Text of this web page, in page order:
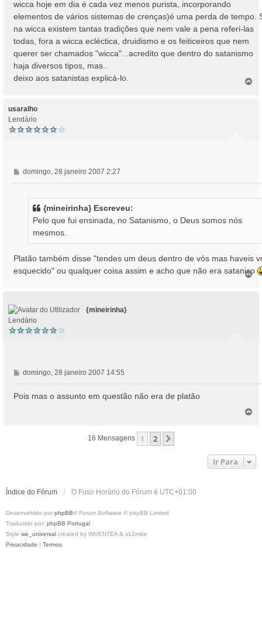
wicca hoje em dia é cada vez menos purista, incorporando
elementos de vários sistemas de crenças)é uma perda de tempo.
na wicca existem tantas tradições que nem vale a pena referi-las
todas, fora a wicca ecléctica, druidismo e os feiticeiros que nem
querer ser chamados "wicca"...acredito que dentro do satanismo
haja diversos tipos, mas..
deixo aos satanistas explicá-lo.
usaralho
Lendário
M
e
domingo, 28 janeiro 2007 2:27
{mineirinha} Escreveu:
Pelo que fui ensinada, no Satanismo, o Deus somos nós
mesmos.
Platão também disse "tendes um deus dentro de vós mas haveis
esquecido" ou qualquer coisa assim e acho que não era satanicoT
{mineirinha}
Lendário
M
e
n
domingo, 28 janeiro 2007 14:55
Pois mas o assunto em questão não era de platão
16 Mensagens 1 2
Ir Para
Índice do Fórum O Fuso Horário do Fórum é UTC+01:00
Desenvolvido por phpBB® Forum Software © phpBB Limited
Traduzido por: phpBB Portugal
Style we_universal created by INVENTEA & v12mike
Privacidade | Termos